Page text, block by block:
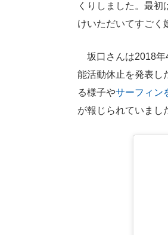
くりしました。最
けいただいてすごく
坂口さんは2018年
能活動休止を発表し
る様子やサーフィン
が報じられていまし